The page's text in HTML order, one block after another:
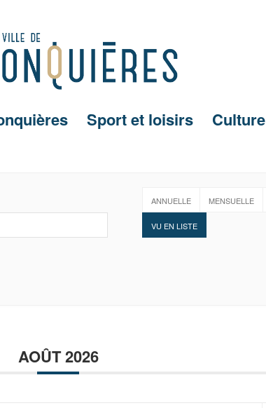
Sport et loisirs Culture
ANNUELLE MENSUELLE
VU EN LISTE
AOÛT 2026